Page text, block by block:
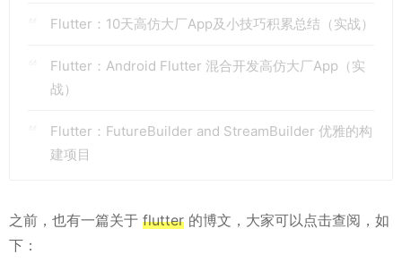
Flutter：10天高仿大厂App及小技巧积累总结（实战）
Flutter：Android Flutter 混合开发高仿大厂App（实
战）
Flutter：FutureBuilder and StreamBuilder 优雅的构
建项目
之前，也有一篇关于 flutter 的博文，大家可以点击查阅，如
下：